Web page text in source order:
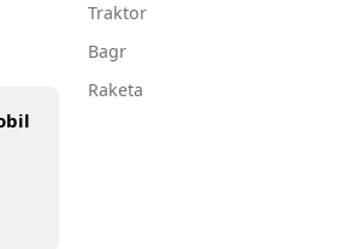
Traktor
Bagr
Raketa